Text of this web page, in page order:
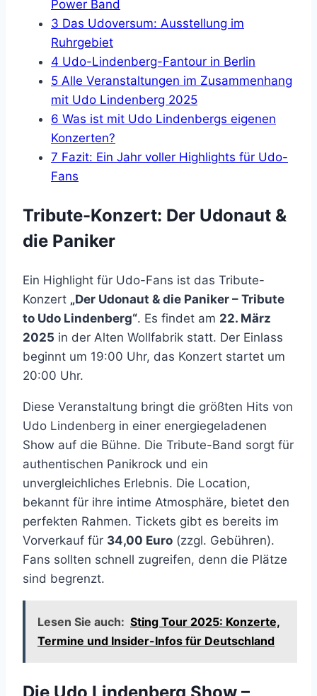
Power Band
3 Das Udoversum: Ausstellung im
Ruhrgebiet
4 Udo-Lindenberg-Fantour in Berlin
5 Alle Veranstaltungen im Zusammenhang
mit Udo Lindenberg 2025
6 Was ist mit Udo Lindenbergs eigenen
Konzerten?
7 Fazit: Ein Jahr voller Highlights für Udo-
Fans
Tribute-Konzert: Der Udonaut &
die Paniker
Ein Highlight für Udo-Fans ist das Tribute-
Konzert „Der Udonaut & die Paniker – Tribute
to Udo Lindenberg“. Es findet am 22. März
2025 in der Alten Wollfabrik statt. Der Einlass
beginnt um 19:00 Uhr, das Konzert startet um
20:00 Uhr.
Diese Veranstaltung bringt die größten Hits von
Udo Lindenberg in einer energiegeladenen
Show auf die Bühne. Die Tribute-Band sorgt für
authentischen Panikrock und ein
unvergleichliches Erlebnis. Die Location,
bekannt für ihre intime Atmosphäre, bietet den
perfekten Rahmen. Tickets gibt es bereits im
Vorverkauf für 34,00 Euro (zzgl. Gebühren).
Fans sollten schnell zugreifen, denn die Plätze
sind begrenzt.
Lesen Sie auch: Sting Tour 2025: Konzerte,
Termine und Insider-Infos für Deutschland